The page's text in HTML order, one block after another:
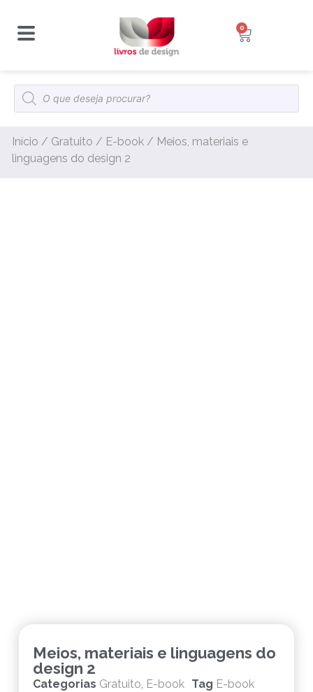
0
Início / Gratuito / E-book / Meios, materiais e
linguagens do design 2
Meios, materiais e linguagens do
design 2
Categorias Gratuito, E-book Tag E-book